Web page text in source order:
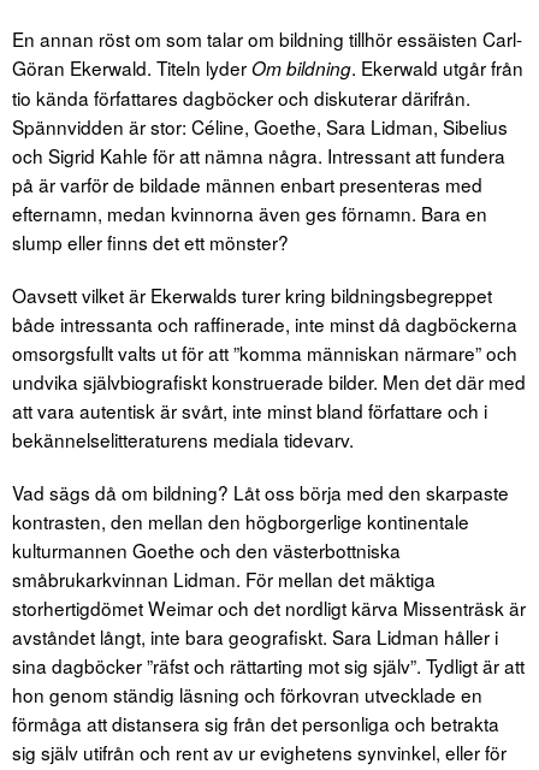
En annan röst om som talar om bildning tillhör essäisten Carl-
Göran Ekerwald. Titeln lyderOm bildning. Ekerwald utgår från
tio kända författares dagböcker och diskuterar därifrån.
Spännvidden är stor: Céline, Goethe, Sara Lidman, Sibelius
och Sigrid Kahle för att nämna några. Intressant att fundera
på är varför de bildade männen enbart presenteras med
efternamn, medan kvinnorna även ges förnamn. Bara en
slump eller finns det ett mönster?
Oavsett vilket är Ekerwalds turer kring bildningsbegreppet
både intressanta och raffinerade, inte minst då dagböckerna
omsorgsfullt valts ut för att ”komma människan närmare” och
undvika självbiografiskt konstruerade bilder. Men det där med
att vara autentisk är svårt, inte minst bland författare och i
bekännelselitteraturens mediala tidevarv.
Vad sägs då om bildning? Låt oss börja med den skarpaste
kontrasten, den mellan den högborgerlige kontinentale
kulturmannen Goethe och den västerbottniska
småbrukarkvinnan Lidman. För mellan det mäktiga
storhertigdömet Weimar och det nordligt kärva Missenträsk är
avståndet långt, inte bara geografiskt. Sara Lidman håller i
sina dagböcker ”räfst och rättarting mot sig själv”. Tydligt är att
hon genom ständig läsning och förkovran utvecklade en
förmåga att distansera sig från det personliga och betrakta
sig själv utifrån och rent av ur evighetens synvinkel, eller för